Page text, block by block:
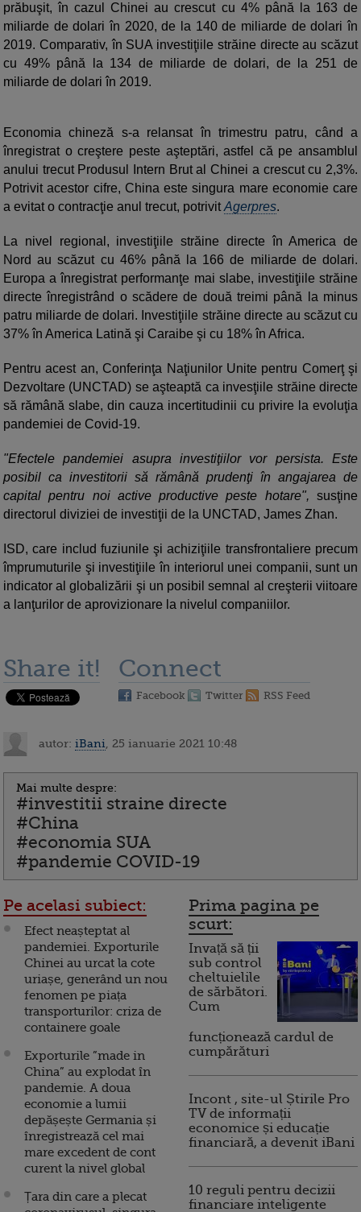
prăbuşit, în cazul Chinei au crescut cu 4% până la 163 de
miliarde de dolari în 2020, de la 140 de miliarde de dolari în
2019. Comparativ, în SUA investiţiile străine directe au scăzut
cu 49% până la 134 de miliarde de dolari, de la 251 de
miliarde de dolari în 2019.
Economia chineză s-a relansat în trimestru patru, când a
înregistrat o creştere peste aşteptări, astfel că pe ansamblul
anului trecut Produsul Intern Brut al Chinei a crescut cu 2,3%.
Potrivit acestor cifre, China este singura mare economie care
a evitat o contracţie anul trecut, potrivitAgerpres.
La nivel regional, investiţiile străine directe în America de
Nord au scăzut cu 46% până la 166 de miliarde de dolari.
Europa a înregistrat performanţe mai slabe, investiţiile străine
directe înregistrând o scădere de două treimi până la minus
patru miliarde de dolari. Investiţiile străine directe au scăzut cu
37% în America Latină şi Caraibe şi cu 18% în Africa.
Pentru acest an, Conferinţa Naţiunilor Unite pentru Comerţ şi
Dezvoltare (UNCTAD) se aşteaptă ca invesţiile străine directe
să rămână slabe, din cauza incertitudinii cu privire la evoluţia
pandemiei de Covid-19.
"Efectele pandemiei asupra investiţiilor vor persista. Este
posibil ca investitorii să rămână prudenţi în angajarea de
capital pentru noi active productive peste hotare", susţine
directorul diviziei de investiţii de la UNCTAD, James Zhan.
ISD, care includ fuziunile şi achiziţiile transfrontaliere precum
împrumuturile şi investiţiile în interiorul unei companii, sunt un
indicator al globalizării şi un posibil semnal al creşterii viitoare
a lanţurilor de aprovizionare la nivelul companiilor.
Share it! Connect
Facebook Twitter RSS Feed
autor: iBani , 25 ianuarie 2021 10:48
Mai multe despre:
#investitii straine directe
#China
#economia SUA
#pandemie COVID-19
Pe acelasi subiect:
Efect neașteptat al
pandemiei. Exporturile
Chinei au urcat la cote
uriașe, generând un nou
fenomen pe piața
transporturilor: criza de
containere goale
Exporturile ”made in
China” au explodat în
pandemie. A doua
economie a lumii
depășește Germania și
înregistrează cel mai
mare excedent de cont
curent la nivel global
Țara din care a plecat
Prima pagina pe
scurt:
Invață să ții
sub control
cheltuielile
de sărbători.
Cum
funcționează cardul de
cumpărături
Incont , site-ul Știrile Pro
TV de informații
economice și educație
financiară, a devenit iBani
10 reguli pentru decizii
financiare inteligente